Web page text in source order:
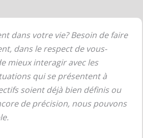
dans votre vie? Besoin de faire
dans le respect de vous-
mieux interagir avec les
qui se présentent à
soient déjà bien définis ou
de précision, nous pouvons